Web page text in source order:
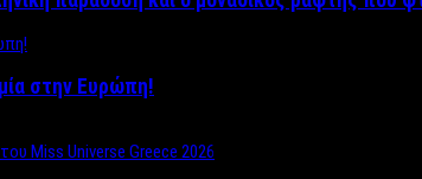
στην Ευρώπη!